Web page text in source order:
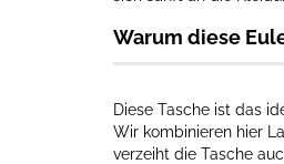
Warum diese
Diese Tasche ist das
Wir kombinieren hier
verzeiht die Tasche